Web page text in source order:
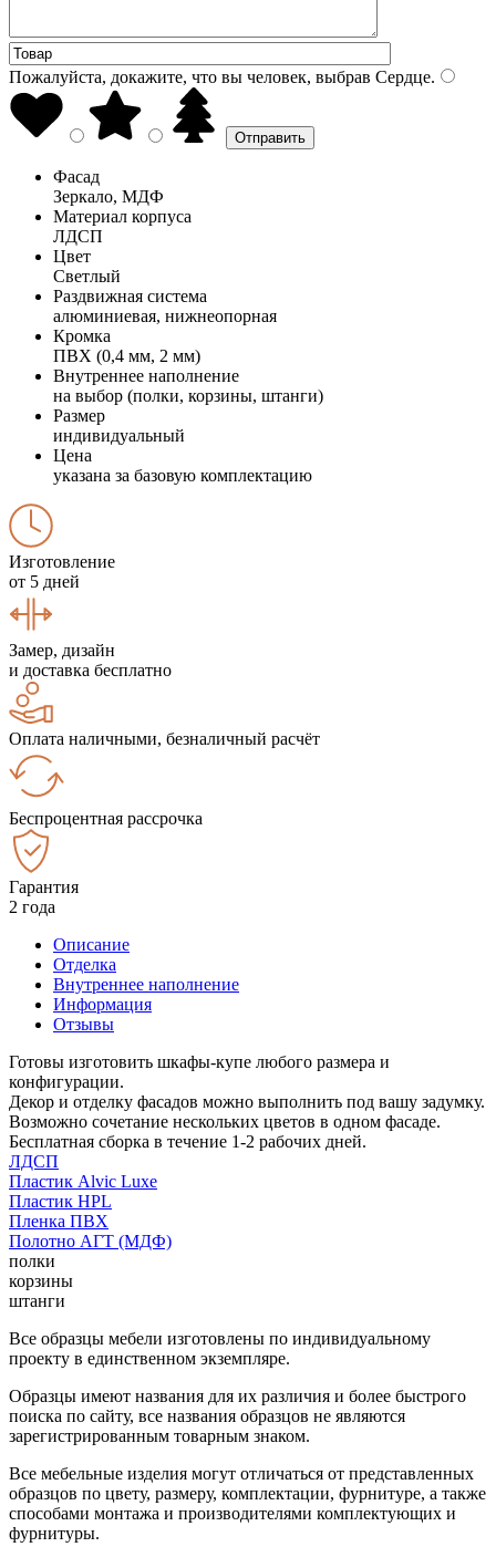
Пожалуйста, докажите, что вы человек, выбрав Сердце.
Фасад
Зеркало, МДФ
Материал корпуса
ЛДСП
Цвет
Светлый
Раздвижная система
алюминиевая, нижнеопорная
Кромка
ПВХ (0,4 мм, 2 мм)
Внутреннее наполнение
на выбор (полки, корзины, штанги)
Размер
индивидуальный
Цена
указана за базовую комплектацию
Изготовление
от 5 дней
Замер, дизайн
и доставка бесплатно
Оплата наличными, безналичный расчёт
Беспроцентная рассрочка
Гарантия
2 года
Описание
Отделка
Внутреннее наполнение
Информация
Отзывы
Готовы изготовить шкафы-купе любого размера и
конфигурации.
Декор и отделку фасадов можно выполнить под вашу задумку.
Возможно сочетание нескольких цветов в одном фасаде.
Бесплатная сборка в течение 1-2 рабочих дней.
ЛДСП
Пластик Alvic Luxe
Пластик HPL
Пленка ПВХ
Полотно АГТ (МДФ)
полки
корзины
штанги
Все образцы мебели изготовлены по индивидуальному
проекту в единственном экземпляре.
Образцы имеют названия для их различия и более быстрого
поиска по сайту, все названия образцов не являются
зарегистрированным товарным знаком.
Все мебельные изделия могут отличаться от представленных
образцов по цвету, размеру, комплектации, фурнитуре, а также
способами монтажа и производителями комплектующих и
фурнитуры.